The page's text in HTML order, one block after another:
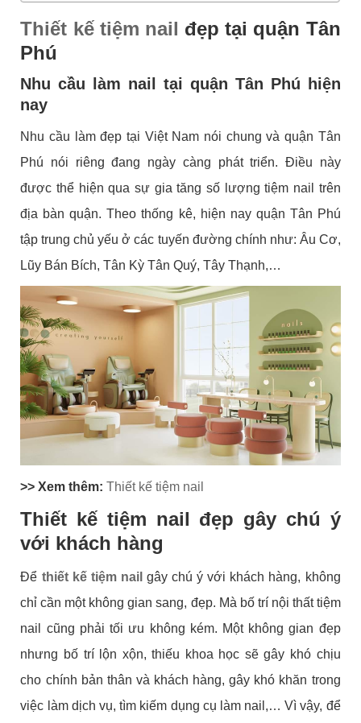
Thiết kế tiệm nail đẹp tại quận Tân
Phú
Nhu cầu làm nail tại quận Tân Phú hiện
nay
Nhu cầu làm đẹp tại Việt Nam nói chung và quận Tân
Phú nói riêng đang ngày càng phát triển. Điều này
được thể hiện qua sự gia tăng số lượng tiệm nail trên
địa bàn quận. Theo thống kê, hiện nay quận Tân Phú
tập trung chủ yếu ở các tuyến đường chính như: Âu Cơ,
Lũy Bán Bích, Tân Kỳ Tân Quý, Tây Thạnh,…
>> Xem thêm: Thiết kế tiệm nail
Thiết kế tiệm nail đẹp gây chú ý
với khách hàng
Để thiết kế tiệm nail gây chú ý với khách hàng, không
chỉ cần một không gian sang, đẹp. Mà bố trí nội thất tiệm
nail cũng phải tối ưu không kém. Một không gian đẹp
nhưng bố trí lộn xộn, thiếu khoa học sẽ gây khó chịu
cho chính bản thân và khách hàng, gây khó khăn trong
việc làm dịch vụ, tìm kiếm dụng cụ làm nail,… Vì vậy, để